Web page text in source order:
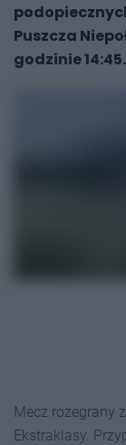
Puszcza
godzinie
Mecz rozegrany
Ekstraklasy.